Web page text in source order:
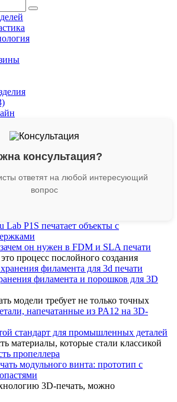
консультация?
ответят на любой интересующий
вопрос
он нужен в FDM и SLA печати
процесс послойного создания
филамента и порошков для 3D
модели требует не только точных
стандарт для промышленных деталей
материалы, которые стали классикой
модульного винта: прототип с
3D-печать, можно